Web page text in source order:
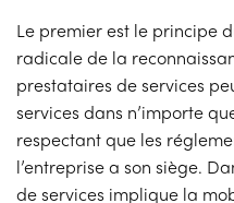
Le premier est le principe
radicale de la
prestataires de services
services dans n’importe
respectant que les
l’entreprise a son siège.
de services implique la